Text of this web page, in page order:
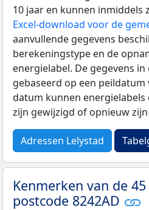
10 jaar en kunnen inmiddels
Excel-download voor de
aanvullende gegevens
berekeningstype en de
energielabel. De gegevens in
gebaseerd op een peildatum
datum kunnen
zijn gewijzigd of opnieuw
Adressen Lelystad
Kenmerken van de
postcode 8242AD